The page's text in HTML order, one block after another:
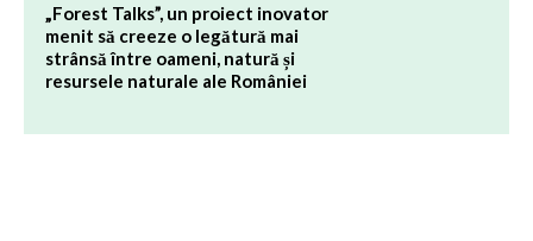
„Forest Talks”, un proiect inovator
menit să creeze o legătură mai
strânsă între oameni, natură și
resursele naturale ale României